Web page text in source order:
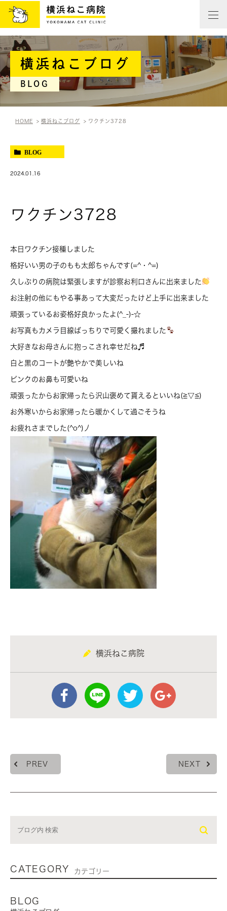
横浜ねこブログ
BLOG
HOME 横浜ねこブログ ワクチン3728
BLOG
2024.01.16
ワクチン3728
本日ワクチン接種しました
格好いい男の子のもも太郎ちゃんです(=^・^=)
久しぶりの病院は緊張しますが診察お利口さんに出来ました
お注射の他にもやる事あって大変だったけど上手に出来ました
頑張っているお姿格好良かったよ(^_-)-☆
お写真もカメラ目線ばっちりで可愛く撮れました
大好きなお母さんに抱っこされ幸せだね♬
白と黒のコートが艶やかで美しいね
ピンクのお鼻も可愛いね
頑張ったからお家帰ったら沢山褒めて貰えるといいね(≧▽≦)
お外寒いからお家帰ったら暖かくして過ごそうね
お疲れさまでした(^o^)丿
横浜ねこ病院
PREV NEXT
CATEGORY カテゴリー
BLOG